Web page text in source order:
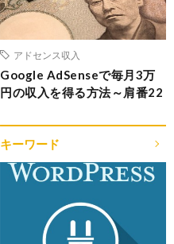
アドセンス収入
Google AdSenseで毎月3万
円の収入を得る方法～肩番22
キーワード